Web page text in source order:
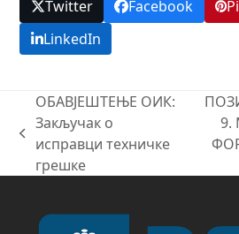
Twitter Facebook
LinkedIn
previous
post:
ОБАВЈЕШТЕЊЕ ОИК:
Закључак о
исправци техничке
грешке
next
post:
9.